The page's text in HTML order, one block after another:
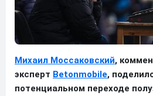
Михаил Моссаковский,
эксперт Betonmobile,
потенциальном переходе